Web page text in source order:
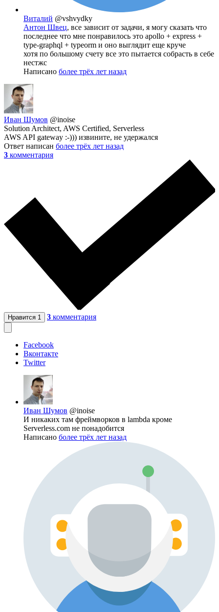
Виталий @vshvydky
Антон Швец, все зависит от задачи, я могу сказать что
последнее что мне понравилось это apollo + express +
type-graphql + typeorm и оно выглядит еще круче
хотя по большому счету все это пытается собрасть в себе
нестжс
Написано более трёх лет назад
Иван Шумов @inoise
Solution Architect, AWS Certified, Serverless
AWS API gateway :-))) извините, не удержался
Ответ написан более трёх лет назад
3 комментария
Нравится 1 3 комментария
Facebook
Вконтакте
Twitter
Иван Шумов @inoise
И никаких там фреймворков в lambda кроме
Serverless.com не понадобится
Написано более трёх лет назад